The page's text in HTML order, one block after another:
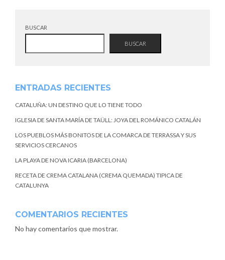
BUSCAR
BUSCAR
ENTRADAS RECIENTES
CATALUÑA: UN DESTINO QUE LO TIENE TODO
IGLESIA DE SANTA MARÍA DE TAÜLL: JOYA DEL ROMÁNICO CATALÁN
LOS PUEBLOS MÁS BONITOS DE LA COMARCA DE TERRASSA Y SUS
SERVICIOS CERCANOS
LA PLAYA DE NOVA ICARIA (BARCELONA)
RECETA DE CREMA CATALANA (CREMA QUEMADA) TIPICA DE
CATALUNYA
COMENTARIOS RECIENTES
No hay comentarios que mostrar.